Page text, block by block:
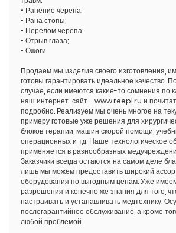
• Ранение черепа;
• Рана стопы;
• Перелом черепа;
• Отрыв глаза;
• Ожоги.
Продаем мы изделия своего изготовления,
готовы гарантировать идеальное качество.
случае, если имеются какие-то сомнения по
наш интернет-сайт - www.reepl.ru и
подробно. Реализуем мы очень многое на
примеру готовые уже решения для
блоков терапии, машин скорой помощи,
операционных и тд. Наше технологическое
применяется в разнообразных
Заказчики всегда остаются на самом деле
лишь мы можем предоставить широкий
оборудования по выгодным ценам. Уже
разрешения и конечно же знания для того,
настраивать и устанавливать медтехнику.
послегарантийное обслуживание, а кроме
любой проблемой.